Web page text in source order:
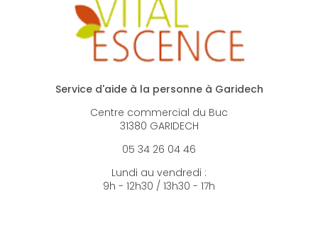
Service d'aide à la personne à Garidech
Centre commercial du Buc
31380 GARIDECH
05 34 26 04 46
Lundi au vendredi :
9h - 12h30 / 13h30 - 17h